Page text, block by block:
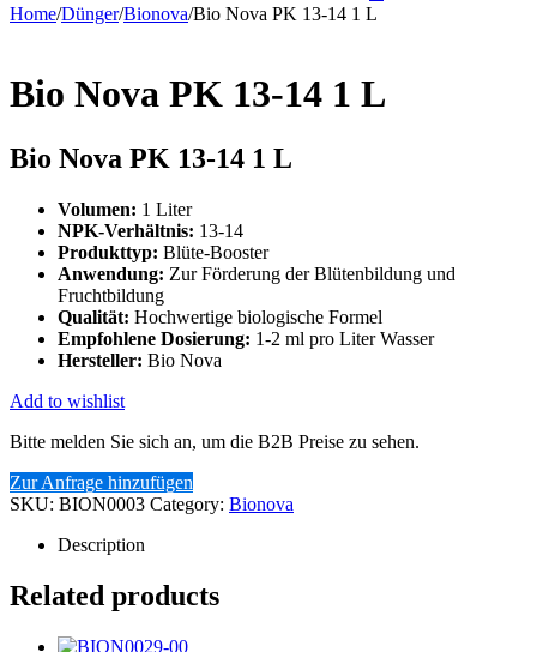
Home/Dünger/Bionova/Bio Nova PK 13-14 1 L
Bio Nova PK 13-14 1 L
Bio Nova PK 13-14 1 L
Volumen: 1 Liter
NPK-Verhältnis: 13-14
Produkttyp: Blüte-Booster
Anwendung: Zur Förderung der Blütenbildung und
Fruchtbildung
Qualität: Hochwertige biologische Formel
Empfohlene Dosierung: 1-2 ml pro Liter Wasser
Hersteller: Bio Nova
Add to wishlist
Bitte melden Sie sich an, um die B2B Preise zu sehen.
Zur Anfrage hinzufügen
SKU: BION0003 Category: Bionova
Description
Related products